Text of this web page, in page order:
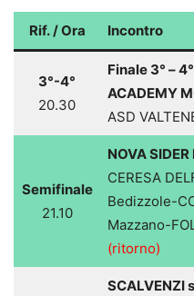
Rif. / Ora Incontro
3°-4°
20.30
Finale 3° –
ACADEMY
ASD
Semifinale
21.10
NOVA
CERESA
Bedizzole-
Mazzano-
(ritorno)
SCALVENZI